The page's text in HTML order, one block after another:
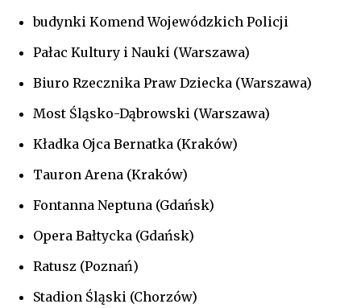
budynki Komend Wojewódzkich Policji
Pałac Kultury i Nauki (Warszawa)
Biuro Rzecznika Praw Dziecka (Warszawa)
Most Śląsko-Dąbrowski (Warszawa)
Kładka Ojca Bernatka (Kraków)
Tauron Arena (Kraków)
Fontanna Neptuna (Gdańsk)
Opera Bałtycka (Gdańsk)
Ratusz (Poznań)
Stadion Śląski (Chorzów)